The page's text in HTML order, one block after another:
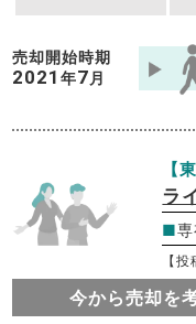
売却開始時期
2021年7 月
【
ラ
■
【
今から売却を